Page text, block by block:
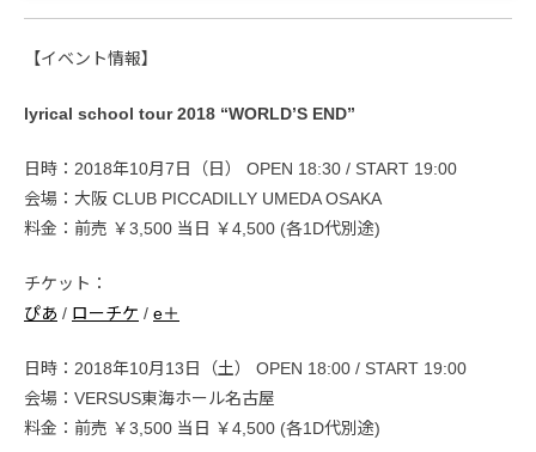
【イベント情報】
lyrical school tour 2018 “WORLD’S END”
日時：2018年10月7日（日） OPEN 18:30 / START 19:00
会場：大阪 CLUB PICCADILLY UMEDA OSAKA
料金：前売 ￥3,500 当日 ￥4,500 (各1D代別途)
チケット：
ぴあ / ローチケ / e＋
日時：2018年10月13日（土） OPEN 18:00 / START 19:00
会場：VERSUS東海ホール名古屋
料金：前売 ￥3,500 当日 ￥4,500 (各1D代別途)